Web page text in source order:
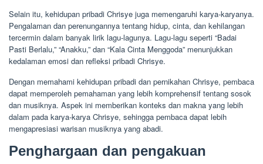
Selain itu, kehidupan pribadi Chrisye juga memengaruhi karya-karyanya.
Pengalaman dan perenungannya tentang hidup, cinta, dan kehilangan
tercermin dalam banyak lirik lagu-lagunya. Lagu-lagu seperti “Badai
Pasti Berlalu,” “Anakku,” dan “Kala Cinta Menggoda” menunjukkan
kedalaman emosi dan refleksi pribadi Chrisye.
Dengan memahami kehidupan pribadi dan pernikahan Chrisye, pembaca
dapat memperoleh pemahaman yang lebih komprehensif tentang sosok
dan musiknya. Aspek ini memberikan konteks dan makna yang lebih
dalam pada karya-karya Chrisye, sehingga pembaca dapat lebih
mengapresiasi warisan musiknya yang abadi.
Penghargaan dan pengakuan